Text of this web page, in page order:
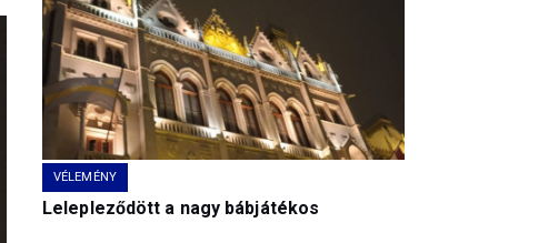
VÉLEMÉNY
Lelepleződött a nagy bábjátékos